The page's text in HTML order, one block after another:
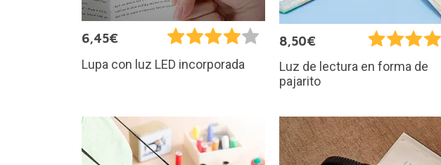
6,45€
Lupa con luz LED incorporada
8,50€
Luz de lectura en forma de
pajarito